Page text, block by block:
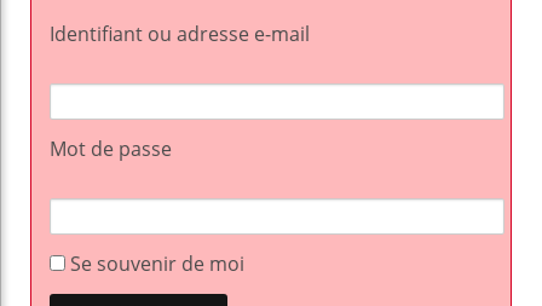
Identifiant ou adresse e-mail
Mot de passe
Se souvenir de moi